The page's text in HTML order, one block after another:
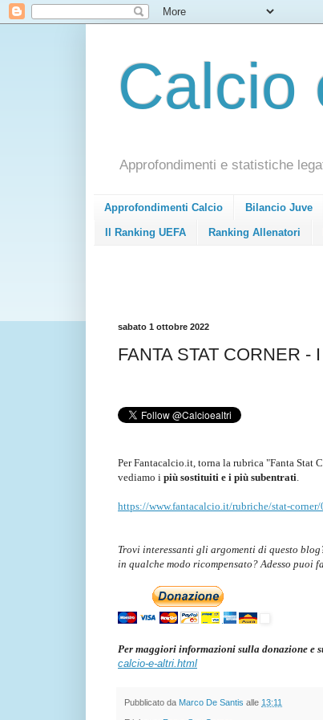
Calcio
Approfondimenti e statistiche
Approfondimenti Calcio Bilancio Juve
Il Ranking UEFA Ranking Allenatori
sabato 1 ottobre 2022
FANTA STAT CORNER -
Per Fantacalcio.it, torna la rubrica "Fanta Stat
vediamo i più sostituiti e i più subentrati.
https://www.fantacalcio.it/rubriche/stat-
Trovi interessanti gli argomenti di questo
in qualche modo ricompensato? Adesso puoi
Per maggiori informazioni sulla donazione e
calcio-e-altri.html
Pubblicato da Marco De Santis alle 13:11